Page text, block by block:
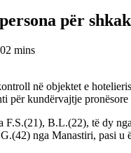
për
02 mins
në objektet e
për kundërvajtje
B.L.(22), të dy
nga Manastiri, pasi